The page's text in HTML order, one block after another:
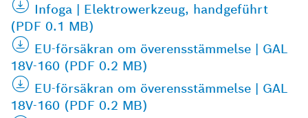
Infoga | Elektrowerkzeug, handgeführt
(PDF 0.1 MB)
EU-försäkran om överensstämmelse | GAL
18V-160 (PDF 0.2 MB)
EU-försäkran om överensstämmelse | GAL
18V-160 (PDF 0.2 MB)